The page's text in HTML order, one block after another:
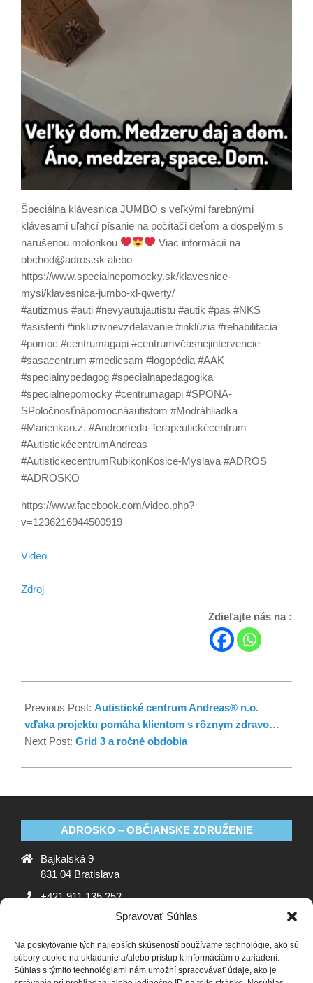
Spravovať Súhlas
Na poskytovanie tých najlepších skúseností používame technológie, ako sú
súbory cookie na ukladanie a/alebo prístup k informáciám o zariadení.
Súhlas s týmito technológiami nám umožní spracovávať údaje, ako je
Špeciálna klávesnica JUMBO s veľkými farebnými
klávesami uľahčí písanie na počítači deťom a dospelým s
narušenou motorikou
Viac informácií na
obchod@adros.sk alebo
https://www.specialnepomocky.sk/klavesnice-
mysi/klavesnica-jumbo-xl-qwerty/
#autizmus #auti #nevyautujautistu #autik #pas #NKS
#asistenti #inkluzivnevzdelavanie #inklúzia #rehabilitacia
#pomoc #centrumagapi #centrumvčasnejintervencie
#sasacentrum #medicsam #logopédia #AAK
#specialnypedagog #specialnapedagogika
#specialnepomocky #centrumagapi #SPONA-
SPoločnosťnápomocnáautistom #Modráhliadka
#Marienkao.z. #Andromeda-Terapeutickécentrum
#AutistickécentrumAndreas
#AutistickecentrumRubikonKosice-Myslava #ADROS
#ADROSKO
https://www.facebook.com/video.php?
v=1236216944500919
Video
Zdroj
Zdieľajte nás na :
Previous Post: Autistické centrum Andreas® n.o.
vďaka projektu pomáha klientom s rôznym zdravo…
Next Post: Grid 3 a ročné obdobia
ADROSKO – OBČIANSKE ZDRUŽENIE
Bajkalská 9
831 04 Bratislava
+421 911 135 252
ADROSKO
Stanovy OZ Ochrana osobných údajov Zásady